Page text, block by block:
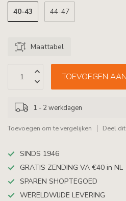
40-43 44-47
Maattabel
TOEVOEGEN
1 - 2 werkdagen
Toevoegen om te vergelijken Deel
SINDS 1946
GRATIS ZENDING VA €40 in NL
SPAREN SHOPTEGOED
WERELDWIJDE LEVERING